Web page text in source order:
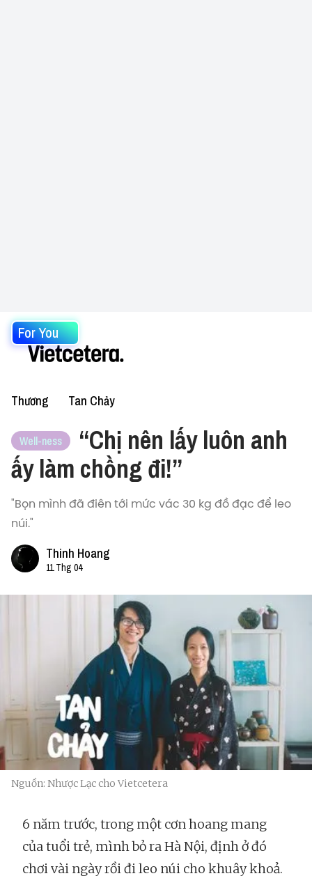
For You
Thương Tan Chảy
Well-ness
“Chị nên lấy luôn anh
ấy làm chồng đi!”
"Bọn mình đã điên tới mức vác 30 kg đồ đạc để leo
núi."
Thinh Hoang
11 Thg 04
Nguồn: Nhược Lạc cho Vietcetera
6 năm trước, trong một cơn hoang mang
của tuổi trẻ, mình bỏ ra Hà Nội, định ở đó
chơi vài ngày rồi đi leo núi cho khuây khoả.